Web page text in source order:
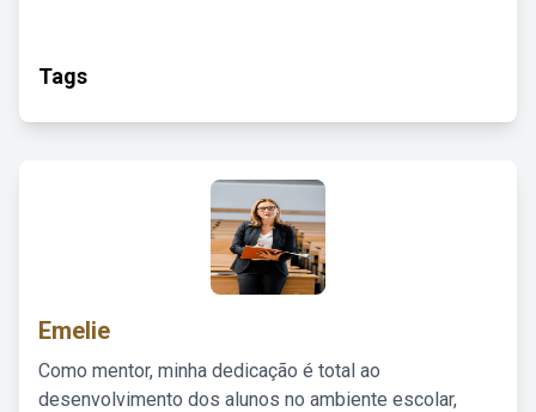
Tags
Emelie
Como mentor, minha dedicação é total ao
desenvolvimento dos alunos no ambiente escolar,